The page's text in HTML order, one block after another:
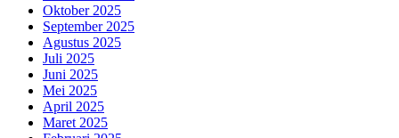
Oktober 2025
September 2025
Agustus 2025
Juli 2025
Juni 2025
Mei 2025
April 2025
Maret 2025